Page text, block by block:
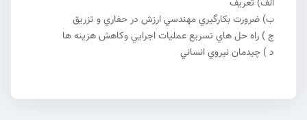
الف) تعريف
ب) ضرورت بكارگيري مهندسي ارزش در حفاري و تزريق
ج ) راه حل هاي تسريع عمليات اجرايي وكاهش هزينه ها
د ) چيدمان نيروي انساني